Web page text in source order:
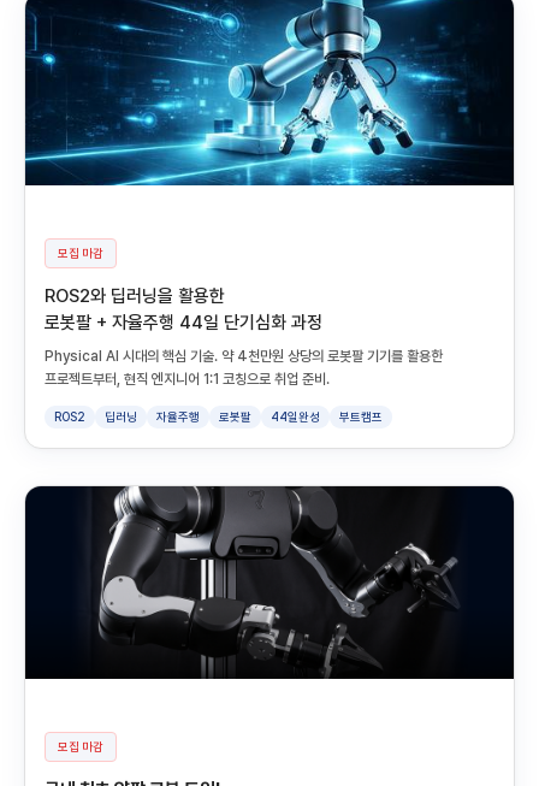
모집 마감
ROS2와 딥러닝을 활용한
로봇팔 + 자율주행 44일 단기심화 과정
Physical AI 시대의 핵심 기술. 약 4천만원 상당의 로봇팔 기기를 활용한
프로젝트부터, 현직 엔지니어 1:1 코칭으로 취업 준비.
ROS2 딥러닝 자율주행 로봇팔 44일완성 부트캠프
모집 마감